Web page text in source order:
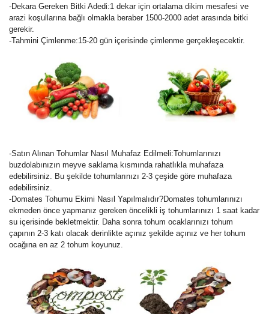
-Dekara Gereken Bitki Adedi:1 dekar için ortalama dikim mesafesi ve
arazi koşullarına bağlı olmakla beraber 1500-2000 adet arasında bitki
gerekir.
-Tahmini Çimlenme:15-20 gün içerisinde çimlenme gerçekleşecektir.
-Satın Alınan Tohumlar Nasıl Muhafaz Edilmeli:Tohumlarınızı
buzdolabınızın meyve saklama kısmında rahatlıkla muhafaza
edebilirsiniz. Bu şekilde tohumlarınızı 2-3 çeşide göre muhafaza
edebilirsiniz.
-Domates Tohumu Ekimi Nasıl Yapılmalıdır?Domates tohumlarınızı
ekmeden önce yapmanız gereken öncelikli iş tohumlarınızı 1 saat kadar
su içerisinde bekletmektir. Daha sonra tohum ocaklarınızı tohum
çapının 2-3 katı olacak derinlikte açınız şekilde açınız ve her tohum
ocağına en az 2 tohum koyunuz.